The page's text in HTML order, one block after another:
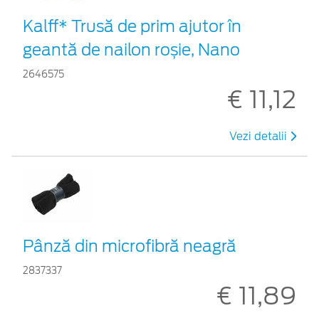
Kalff* Trusă de prim ajutor în
geantă de nailon roșie, Nano
2646575
€ 11,12
Vezi detalii
Pânză din microfibră neagră
2837337
€ 11,89